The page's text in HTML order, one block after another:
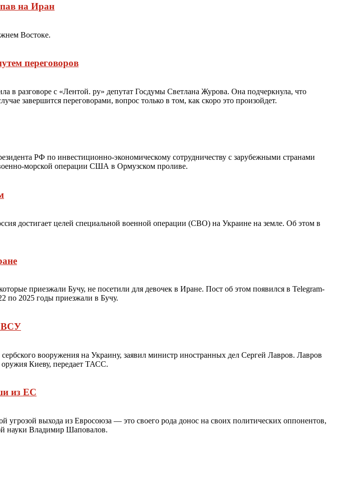
на Иран
Востоке.
переговоров
в разговоре с «Лентой. ру» депутат Госдумы Светлана Журова. Она подчеркнула, что
завершится переговорами, вопрос только в том, как скоро это произойдет.
РФ по инвестиционно-экономическому сотрудничеству с зарубежными странами
морской операции США в Ормузском проливе.
достигает целей специальной военной операции (СВО) на Украине на земле. Об этом в
приезжали Бучу, не посетили для девочек в Иране. Пост об этом появился в Telegram-
по 2025 годы приезжали в Бучу.
ВСУ
вооружения на Украину, заявил министр иностранных дел Сергей Лавров. Лавров
оружия Киеву, передает ТАСС.
из ЕС
выхода из Евросоюза — это своего рода донос на своих политических оппонентов,
науки Владимир Шаповалов.